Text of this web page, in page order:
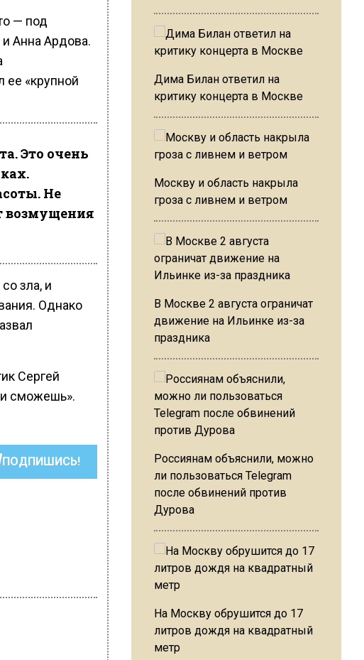
— под
Анна Ардова.
ее «крупной
Это очень
Не
возмущения
зла, и
Однако
Сергей
сможешь».
ПОДПИШИСЬ!
Дима Билан ответил на
критику концерта в Москве
Москву и область накрыла
гроза с ливнем и ветром
В Москве 2 августа ограничат
движение на Ильинке из-за
праздника
Россиянам объяснили, можно
ли пользоваться Telegram
после обвинений против
Дурова
На Москву обрушится до 17
литров дождя на квадратный
метр